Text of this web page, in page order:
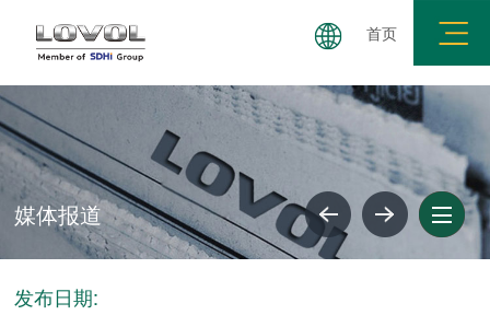
首页
媒体报道 共建要求 廉政举报 廉洁失信公示
媒体报道
发布日期: